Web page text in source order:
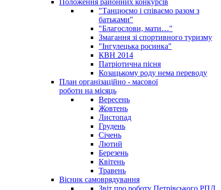
Положення районних конкурсів
"Танцюємо і співаємо разом з
батьками"
"Благослови, мати…"
Змагання зі спортивного туризму
"Інгулецька росинка"
КВН 2014
Патріотична пісня
Козацькому роду нема переводу
План організаційно - масової
роботи на місяць
Вересень
Жовтень
Листопад
Грудень
Січень
Лютий
Березень
Квітень
Травень
Вісник самоврядування
Звіт про роботу Петрівського РПД